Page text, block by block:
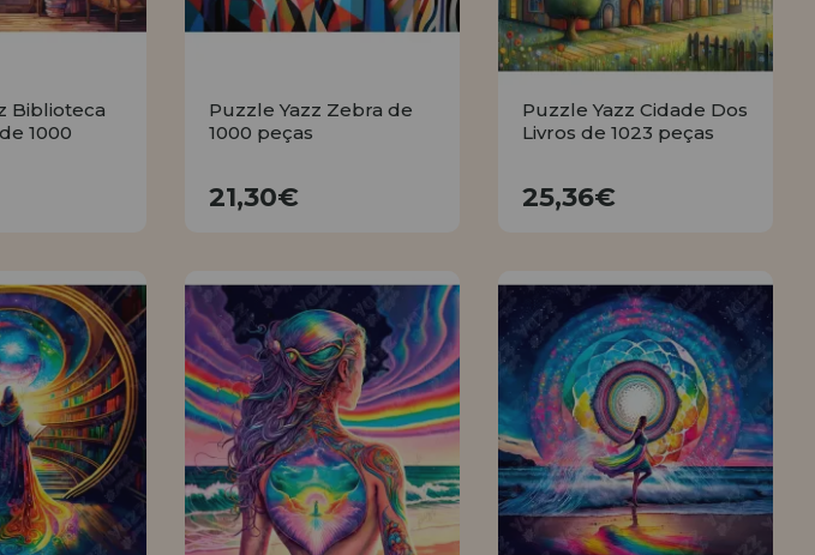
Biblioteca
1000
Puzzle Yazz Zebra de
1000 peças
21,30€
Puzzle Yazz Cidade Dos
Livros de 1023 peças
25,36€